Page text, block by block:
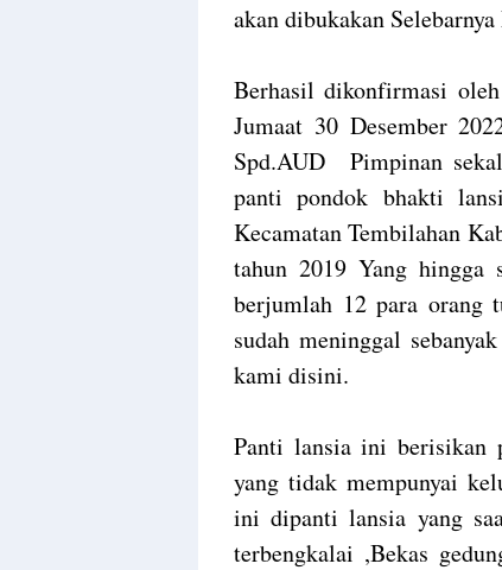
akan dibukakan
Berhasil dikonfirmasi
Jumaat 30 Desember
Spd.AUD Pimpinan
panti pondok bhakti
Kecamatan Tembilahan
tahun 2019 Yang
berjumlah 12 para orang
sudah meninggal
kami disini.
Panti lansia ini berisikan
yang tidak mempunyai
ini dipanti lansia yang
terbengkalai ,Bekas